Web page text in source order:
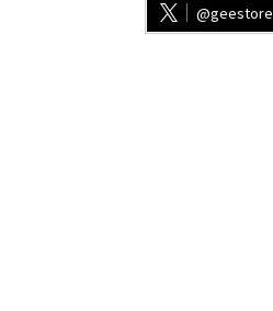
@geestore